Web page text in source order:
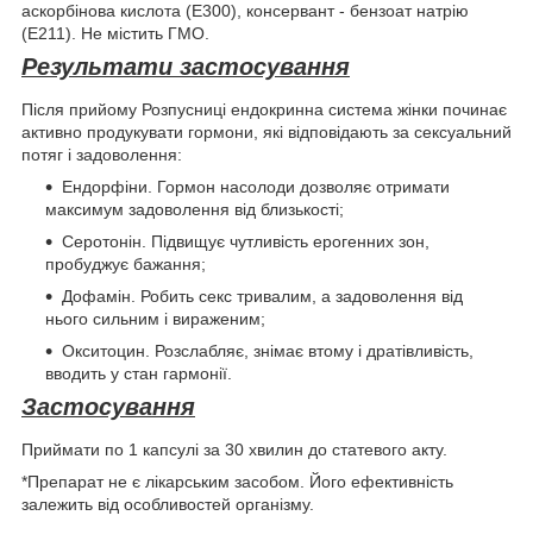
аскорбінова кислота (Е300), консервант - бензоат натрію
(Е211). Не містить ГМО.
Результати застосування
Після прийому Розпусниці ендокринна система жінки починає
активно продукувати гормони, які відповідають за сексуальний
потяг і задоволення:
Ендорфіни. Гормон насолоди дозволяє отримати
максимум задоволення від близькості;
Серотонін. Підвищує чутливість ерогенних зон,
пробуджує бажання;
Дофамін. Робить секс тривалим, а задоволення від
нього сильним і вираженим;
Окситоцин. Розслабляє, знімає втому і дратівливість,
вводить у стан гармонії.
Застосування
Приймати по 1 капсулі за 30 хвилин до статевого акту.
*Препарат не є лікарським засобом. Його ефективність
залежить від особливостей організму.